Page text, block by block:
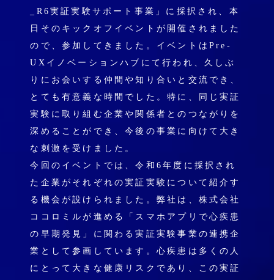
_R6実証実験サポート事業」に採択され、本
日そのキックオフイベントが開催されました
ので、参加してきました。イベントはPre‐
UXイノベーションハブにて行われ、久しぶ
りにお会いする仲間や知り合いと交流でき、
とても有意義な時間でした。特に、同じ実証
実験に取り組む企業や関係者とのつながりを
深めることができ、今後の事業に向けて大き
な刺激を受けました。
今回のイベントでは、令和6年度に採択され
た企業がそれぞれの実証実験について紹介す
る機会が設けられました。弊社は、株式会社
ココロミルが進める「スマホアプリで心疾患
の早期発見」に関わる実証実験事業の連携企
業として参画しています。心疾患は多くの人
にとって大きな健康リスクであり、この実証